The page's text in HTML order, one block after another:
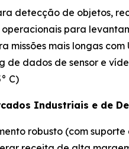
detecção de objetos,
para
missões mais longas com
de dados de sensor e
C)
Industriais e de
robusto (com